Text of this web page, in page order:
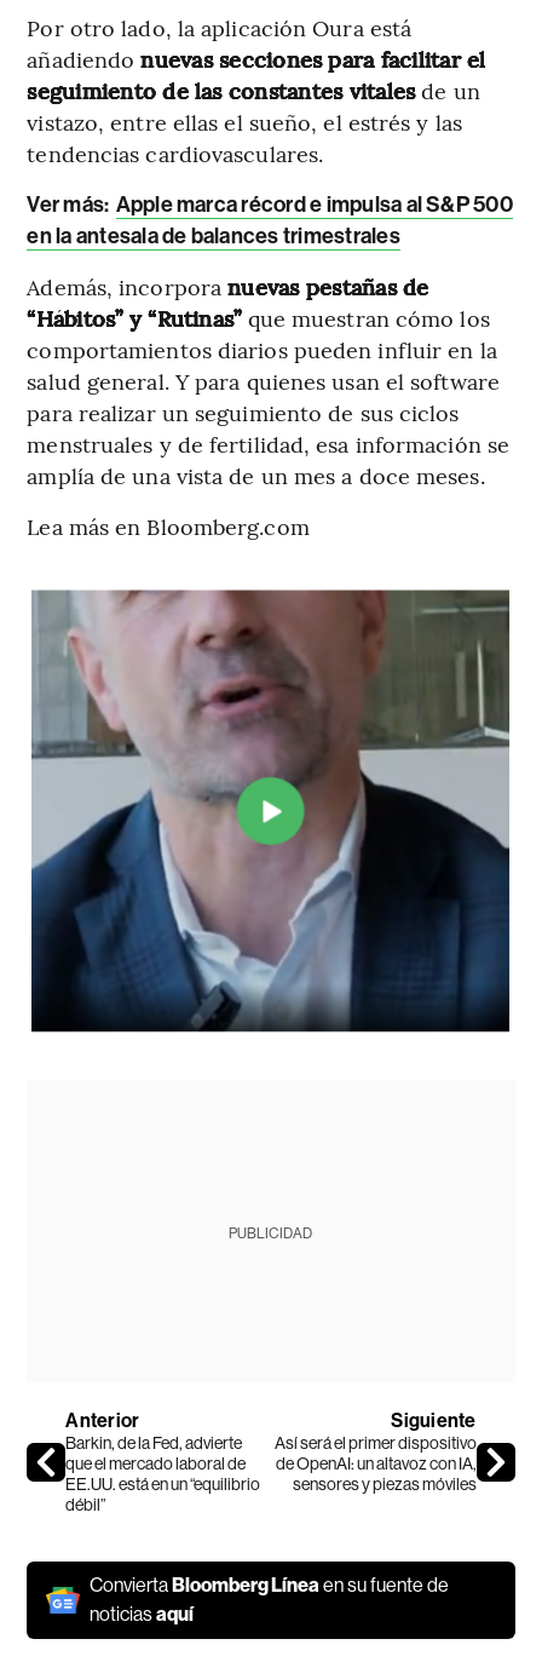
Por otro lado, la aplicación Oura está
añadiendonuevas secciones para facilitar el
seguimiento de las constantes vitalesde un
vistazo, entre ellas el sueño, el estrés y las
tendencias cardiovasculares.
Ver más: Apple marca récord e impulsa al S&P 500
en la antesala de balances trimestrales
Además, incorporanuevas pestañas de
“Hábitos” y “Rutinas” que muestran cómo los
comportamientos diarios pueden influir en la
salud general. Y para quienes usan el software
para realizar un seguimiento de sus ciclos
menstruales y de fertilidad, esa información se
amplía de una vista de un mes a doce meses.
Lea más en Bloomberg.com
PUBLICIDAD
Anterior
Barkin, de la Fed, advierte
que el mercado laboral de
EE.UU. está en un “equilibrio
débil”
Siguiente
Así será el primer dispositivo
de OpenAI: un altavoz con IA,
sensores y piezas móviles
ConviertaBloomberg Líneaen su fuente de
noticiasaquí